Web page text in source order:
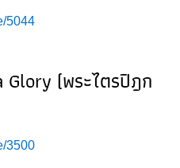
5044
(พระไตรปิฎก
3500